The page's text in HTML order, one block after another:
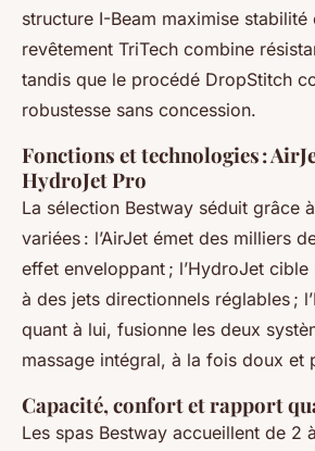
structure I-Beam maximise
revêtement TriTech combine
tandis que le procédé DropStitch
robustesse sans concession.
Fonctions et technologies :
HydroJet Pro
La sélection Bestway séduit grâce
variées : l’AirJet émet des milliers
effet enveloppant ; l’HydroJet
à des jets directionnels réglables ;
quant à lui, fusionne les deux
massage intégral, à la fois doux et
Capacité, confort et rapport
Les spas Bestway accueillent de 2